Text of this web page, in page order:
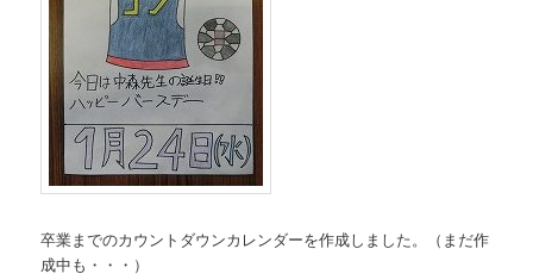
卒業までのカウントダウンカレンダーを作成しました。（まだ作
成中も・・・）